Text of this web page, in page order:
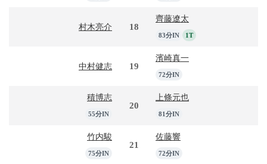
村木亮介 18
齊藤遼太
83分IN 1T
中村健志 19
濱崎真一
72分IN
積博志
55分IN
20
上條元也
81分IN
竹内駿
75分IN
21
佐藤響
72分IN